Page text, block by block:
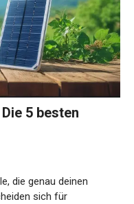
5 besten
die genau deinen
sich für